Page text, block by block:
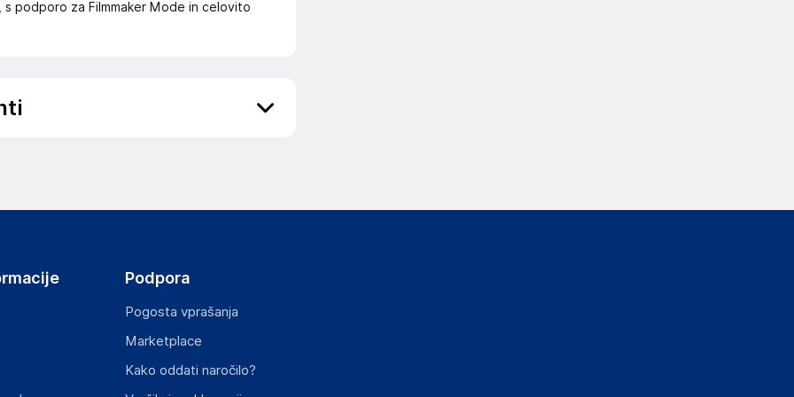
s podporo za Filmmaker Mode in celovito
izdelka z zahtevanimi predpisi.
Podpora
Pogosta vprašanja
Marketplace
Kako oddati naročilo?